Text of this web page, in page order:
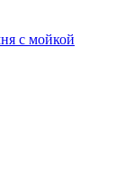
с мойкой